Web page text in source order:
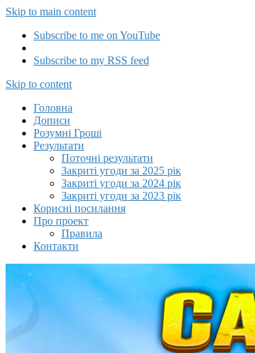
Skip to main content
Subscribe to me on YouTube
Subscribe to my RSS feed
Capitalizator UA
Skip to content
Головна
Дописи
Розумні Гроші
Результати
Поточні результати
Закриті угоди за 2025 рік
Закриті угоди за 2024 рік
Закриті угоди за 2023 рік
Корисні посилання
Про проект
Правила
Контакти